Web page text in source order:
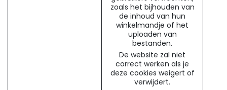
zoals het bijhouden van
de inhoud van hun
winkelmandje of het
uploaden van
bestanden.
De website zal niet
correct werken als je
deze cookies weigert of
verwijdert.